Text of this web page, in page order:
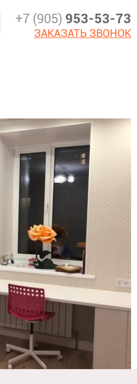
+7 (905) 953-53-73
ЗАКАЗАТЬ ЗВОНОК